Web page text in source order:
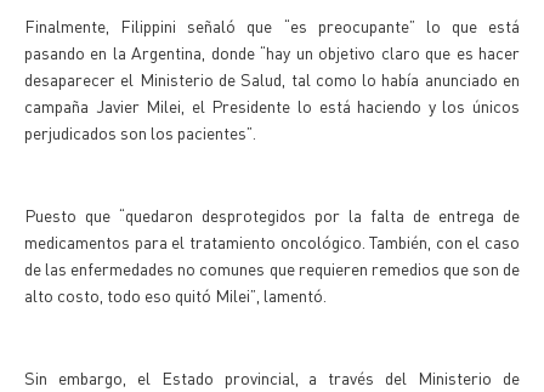
Finalmente, Filippini señaló que “es preocupante” lo que está
pasando en la Argentina, donde “hay un objetivo claro que es hacer
desaparecer el Ministerio de Salud, tal como lo había anunciado en
campaña Javier Milei, el Presidente lo está haciendo y los únicos
perjudicados son los pacientes”.
Puesto que “quedaron desprotegidos por la falta de entrega de
medicamentos para el tratamiento oncológico. También, con el caso
de las enfermedades no comunes que requieren remedios que son de
alto costo, todo eso quitó Milei”, lamentó.
Sin embargo, el Estado provincial, a través del Ministerio de